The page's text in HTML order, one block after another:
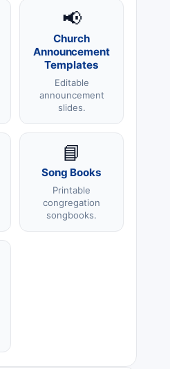
📢
Church
Announcement
Templates
Editable
announcement
slides.
📘
Song Books
Printable
congregation
songbooks.